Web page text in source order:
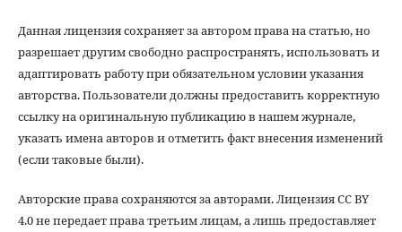
Данная лицензия сохраняет за автором права на статью, но
разрешает другим свободно распространять, использовать и
адаптировать работу при обязательном условии указания
авторства. Пользователи должны предоставить корректную
ссылку на оригинальную публикацию в нашем журнале,
указать имена авторов и отметить факт внесения изменений
(если таковые были).
Авторские права сохраняются за авторами. Лицензия CC BY
4.0 не передает права третьим лицам, а лишь предоставляет